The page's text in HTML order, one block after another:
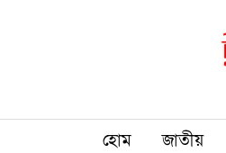
হোম জাতীয়